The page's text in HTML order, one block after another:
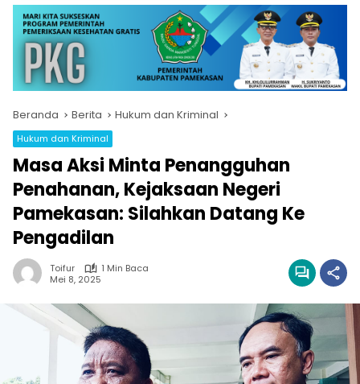
Beranda Berita Hukum dan Kriminal
Hukum dan Kriminal
Masa Aksi Minta Penangguhan
Penahanan, Kejaksaan Negeri
Pamekasan: Silahkan Datang Ke
Pengadilan
Toifur
1 Min Baca
Mei 8, 2025